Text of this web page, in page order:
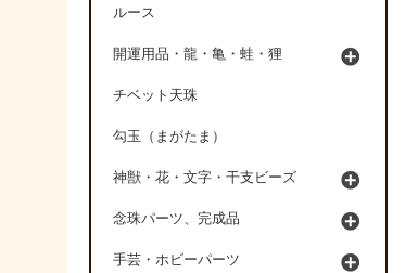
ルース
開運用品・龍・亀・蛙・狸
チベット天珠
勾玉（まがたま）
神獣・花・文字・干支ビーズ
念珠パーツ、完成品
手芸・ホビーパーツ